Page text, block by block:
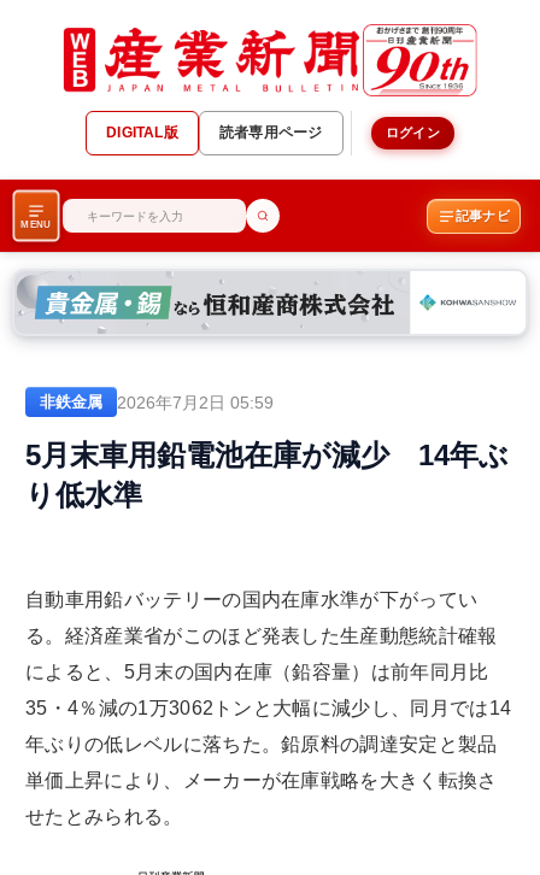
DIGITAL版 読者専用ページ ログイン
MENU
記事ナビ
非鉄金属 2026年7月2日 05:59
5月末車用鉛電池在庫が減少 14年ぶ
り低水準
自動車用鉛バッテリーの国内在庫水準が下がってい
る。経済産業省がこのほど発表した生産動態統計確報
によると、5月末の国内在庫（鉛容量）は前年同月比
35・4％減の1万3062トンと大幅に減少し、同月では14
年ぶりの低レベルに落ちた。鉛原料の調達安定と製品
単価上昇により、メーカーが在庫戦略を大きく転換さ
せたとみられる。